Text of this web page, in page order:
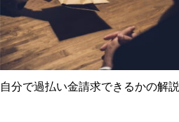
自分で過払い金請求できるかの解説